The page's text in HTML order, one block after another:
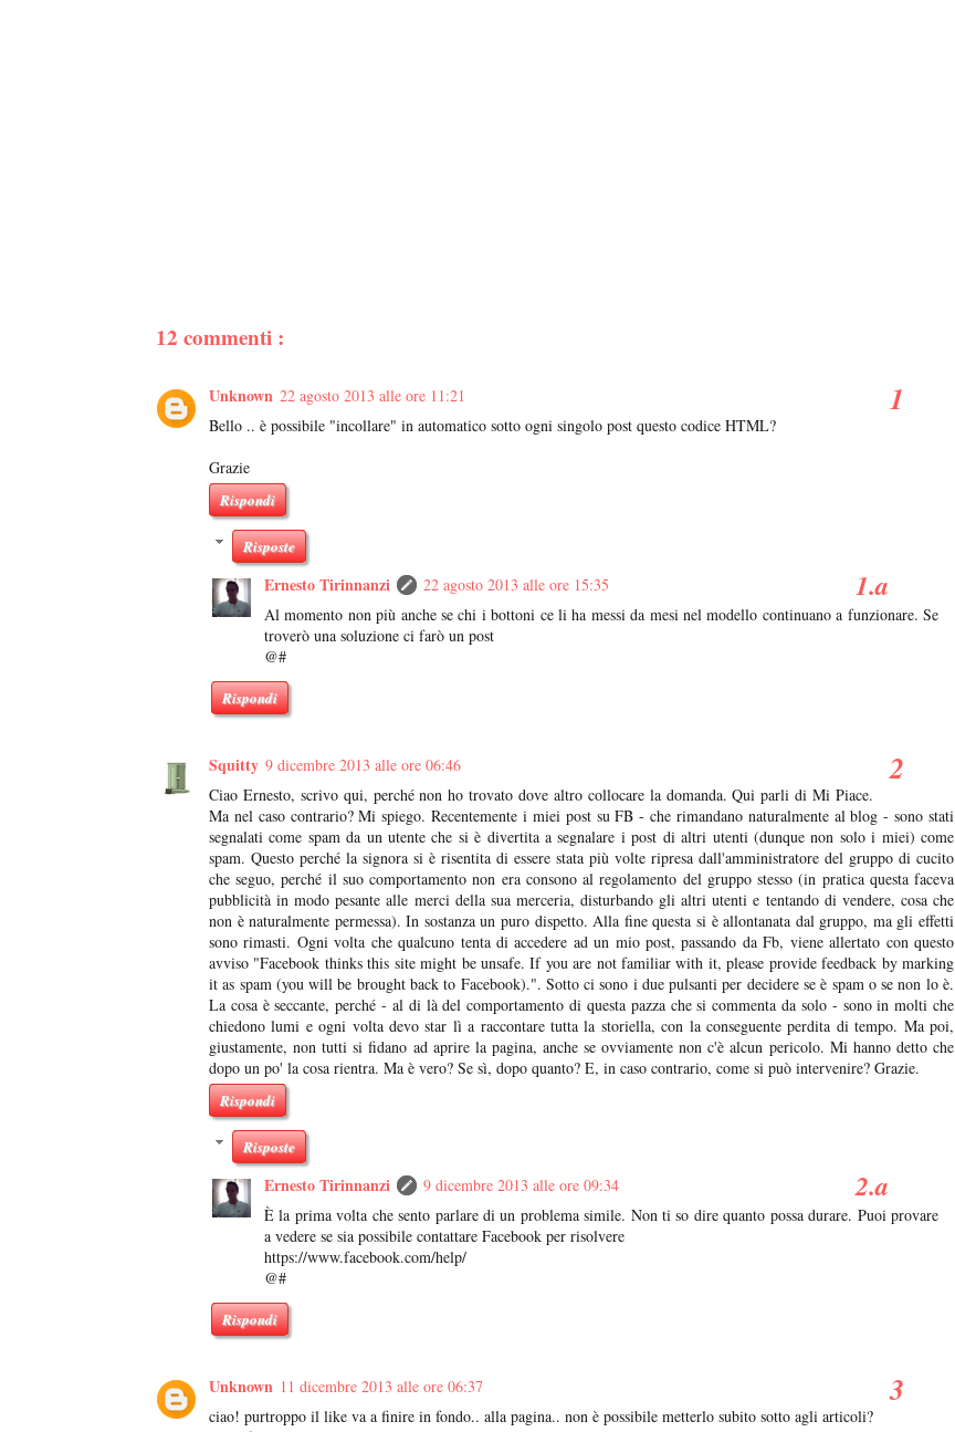
12 commenti :
Unknown 22 agosto 2013 alle ore 11:21
Bello .. è possibile "incollare" in automatico sotto ogni singolo post questo codice HTML?
Grazie
Rispondi
Risposte
Ernesto Tirinnanzi
22 agosto 2013 alle ore 15:35
Al momento non più anche se chi i bottoni ce li ha messi da mesi nel modello continuano a funzionare. Se
troverò una soluzione ci farò un post
@#
Rispondi
Squitty 9 dicembre 2013 alle ore 06:46
Ciao Ernesto, scrivo qui, perché non ho trovato dove altro collocare la domanda. Qui parli di Mi Piace.
Ma nel caso contrario? Mi spiego. Recentemente i miei post su FB - che rimandano naturalmente al blog - sono stati
segnalati come spam da un utente che si è divertita a segnalare i post di altri utenti (dunque non solo i miei) come
spam. Questo perché la signora si è risentita di essere stata più volte ripresa dall'amministratore del gruppo di cucito
che seguo, perché il suo comportamento non era consono al regolamento del gruppo stesso (in pratica questa faceva
pubblicità in modo pesante alle merci della sua merceria, disturbando gli altri utenti e tentando di vendere, cosa che
non è naturalmente permessa). In sostanza un puro dispetto. Alla fine questa si è allontanata dal gruppo, ma gli effetti
sono rimasti. Ogni volta che qualcuno tenta di accedere ad un mio post, passando da Fb, viene allertato con questo
avviso "Facebook thinks this site might be unsafe. If you are not familiar with it, please provide feedback by marking
it as spam (you will be brought back to Facebook).". Sotto ci sono i due pulsanti per decidere se è spam o se non lo è.
La cosa è seccante, perché - al di là del comportamento di questa pazza che si commenta da solo - sono in molti che
chiedono lumi e ogni volta devo star lì a raccontare tutta la storiella, con la conseguente perdita di tempo. Ma poi,
giustamente, non tutti si fidano ad aprire la pagina, anche se ovviamente non c'è alcun pericolo. Mi hanno detto che
dopo un po' la cosa rientra. Ma è vero? Se sì, dopo quanto? E, in caso contrario, come si può intervenire? Grazie.
Rispondi
Risposte
Ernesto Tirinnanzi
9 dicembre 2013 alle ore 09:34
È la prima volta che sento parlare di un problema simile. Non ti so dire quanto possa durare. Puoi provare
a vedere se sia possibile contattare Facebook per risolvere
https://www.facebook.com/help/
@#
Rispondi
Unknown 11 dicembre 2013 alle ore 06:37
ciao! purtroppo il like va a finire in fondo.. alla pagina.. non è possibile metterlo subito sotto agli articoli?